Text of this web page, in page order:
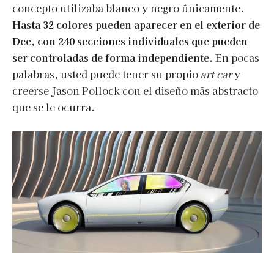
concepto utilizaba blanco y negro únicamente.
Hasta 32 colores pueden aparecer en el exterior de
Dee, con 240 secciones individuales que pueden
ser controladas de forma independiente. En pocas
palabras, usted puede tener su propio art cary
creerse Jason Pollock con el diseño más abstracto
que se le ocurra.